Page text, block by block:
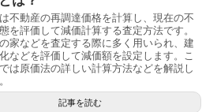
不動産の再調達価格を計算し、現在の不
を評価して減価計算する査定方法です。
家などを査定する際に多く用いられ、建
などを評価して減価額を設定します。こ
は原価法の詳しい計算方法などを解説し
記事を読む